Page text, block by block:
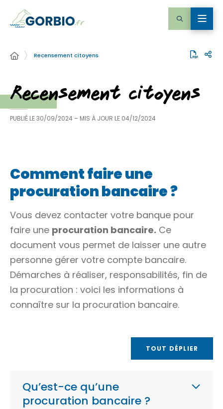
Recensement citoyens
Recensement citoyens
PUBLIÉ LE30/09/2024 – MIS À JOUR LE 04/12/2024
Comment faire une
procuration bancaire ?
Vous devez contacter votre banque pour
faire une procuration bancaire. Ce
document vous permet de laisser une autre
personne gérer votre compte bancaire.
Démarches à réaliser, responsabilités, fin de
la procuration : voici les informations à
connaître sur la procuration bancaire.
TOUT DÉPLIER
Qu’est-ce qu’une
procuration bancaire ?